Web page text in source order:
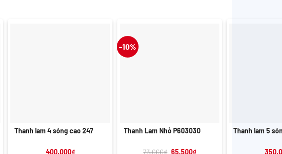
Thanh lam 4 sóng cao 247
400.000₫
-10%
Thanh Lam Nhỏ P603030
73.000₫ Giá
65.500₫Giá
Thanh lam 5